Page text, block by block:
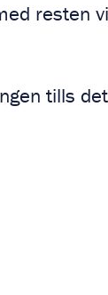
resten
tills